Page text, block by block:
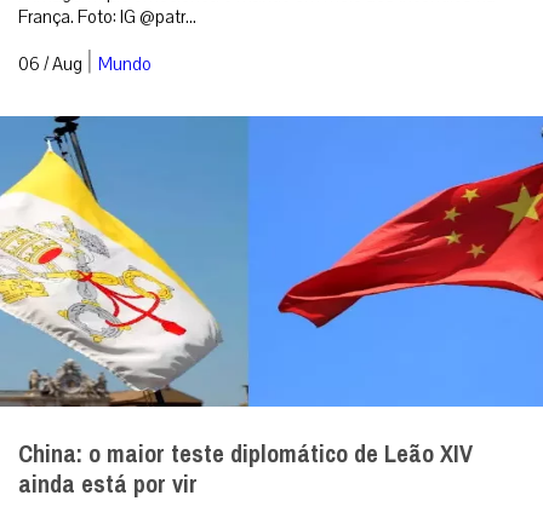
França. Foto: IG @patr...
06 / Aug | Mundo
China: o maior teste diplomático de Leão XIV
ainda está por vir